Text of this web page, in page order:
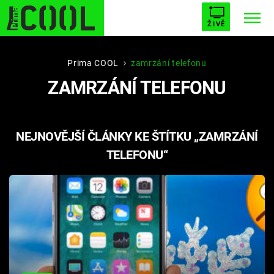
ŽIVĚ
STARHOUSE BUFFY, PŘEMOŽITELKA UPÍRŮ
PLNEJ KOTEL AVENGERS 5
Filmy
Seriály
Hry
Prima COOL zamrzání telefonu
ZAMRZÁNÍ TELEFONU
NEJNOVĚJŠÍ ČLÁNKY KE ŠTÍTKU „ZAMRZÁNÍ
TELEFONU“